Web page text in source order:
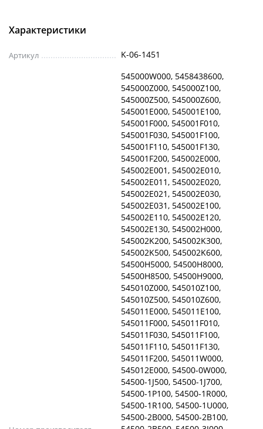
Характеристики
Артикул K-06-1451
545000W000, 5458438600,
545000Z000, 545000Z100,
545000Z500, 545000Z600,
545001E000, 545001E100,
545001F000, 545001F010,
545001F030, 545001F100,
545001F110, 545001F130,
545001F200, 545002E000,
545002E001, 545002E010,
545002E011, 545002E020,
545002E021, 545002E030,
545002E031, 545002E100,
545002E110, 545002E120,
545002E130, 545002H000,
545002K200, 545002K300,
545002K500, 545002K600,
54500H5000, 54500H8000,
54500H8500, 54500H9000,
545010Z000, 545010Z100,
545010Z500, 545010Z600,
545011E000, 545011E100,
545011F000, 545011F010,
545011F030, 545011F100,
545011F110, 545011F130,
545011F200, 545011W000,
545012E000, 54500-0W000,
54500-1J500, 54500-1J700,
54500-1P100, 54500-1R000,
54500-1R100, 54500-1U000,
54500-2B000, 54500-2B100,